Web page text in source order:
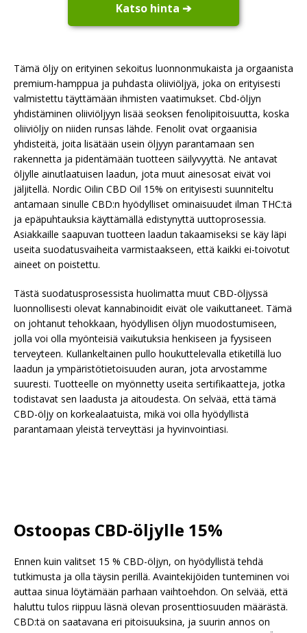
Katso hinta ➔
Tämä öljy on erityinen sekoitus luonnonmukaista ja orgaanista
premium-hamppua ja puhdasta oliiviöljyä, joka on erityisesti
valmistettu täyttämään ihmisten vaatimukset. Cbd-öljyn
yhdistäminen oliiviöljyyn lisää seoksen fenolipitoisuutta, koska
oliiviöljy on niiden runsas lähde. Fenolit ovat orgaanisia
yhdisteitä, joita lisätään usein öljyyn parantamaan sen
rakennetta ja pidentämään tuotteen säilyvyyttä. Ne antavat
öljylle ainutlaatuisen laadun, jota muut ainesosat eivät voi
jäljitellä. Nordic Oilin CBD Oil 15% on erityisesti suunniteltu
antamaan sinulle CBD:n hyödylliset ominaisuudet ilman THC:tä
ja epäpuhtauksia käyttämällä edistynyttä uuttoprosessia.
Asiakkaille saapuvan tuotteen laadun takaamiseksi se käy läpi
useita suodatusvaiheita varmistaakseen, että kaikki ei-toivotut
aineet on poistettu.
Tästä suodatusprosessista huolimatta muut CBD-öljyssä
luonnollisesti olevat kannabinoidit eivät ole vaikuttaneet. Tämä
on johtanut tehokkaan, hyödyllisen öljyn muodostumiseen,
jolla voi olla myönteisiä vaikutuksia henkiseen ja fyysiseen
terveyteen. Kullankeltainen pullo houkuttelevalla etiketillä luo
laadun ja ympäristötietoisuuden auran, jota arvostamme
suuresti. Tuotteelle on myönnetty useita sertifikaatteja, jotka
todistavat sen laadusta ja aitoudesta. On selvää, että tämä
CBD-öljy on korkealaatuista, mikä voi olla hyödyllistä
parantamaan yleistä terveyttäsi ja hyvinvointiasi.
Ostoopas CBD-öljylle 15%
Ennen kuin valitset 15 % CBD-öljyn, on hyödyllistä tehdä
tutkimusta ja olla täysin perillä. Avaintekijöiden tunteminen voi
auttaa sinua löytämään parhaan vaihtoehdon. On selvää, että
haluttu tulos riippuu läsnä olevan prosenttiosuuden määrästä.
CBD:tä on saatavana eri pitoisuuksina, ja suurin annos on